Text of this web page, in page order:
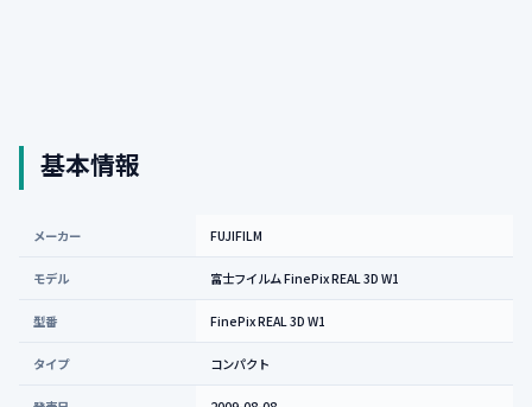
基本情報
メーカー FUJIFILM
モデル 富士フイルム FinePix REAL 3D W1
型番 FinePix REAL 3D W1
タイプ コンパクト